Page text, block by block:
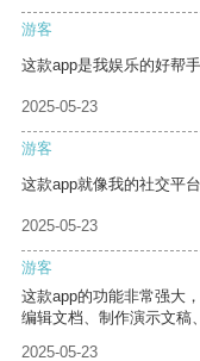
游客
这款app是我娱乐的好帮
2025-05-23
游客
这款app就像我的社交平
2025-05-23
游客
这款app的功能非常强大
编辑文档、制作演示文稿
2025-05-23